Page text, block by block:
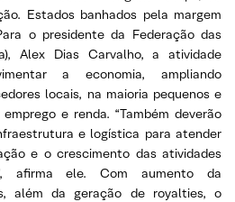
Estados banhados pela margem
o presidente da Federação das
Alex Dias Carvalho, a atividade
a economia, ampliando
locais, na maioria pequenos e
e renda. “Também deverão
e logística para atender
e o crescimento das atividades
afirma ele. Com aumento da
além da geração de royalties, o